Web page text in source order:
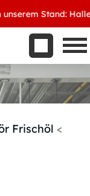
Stand: Halle
Frischöl <